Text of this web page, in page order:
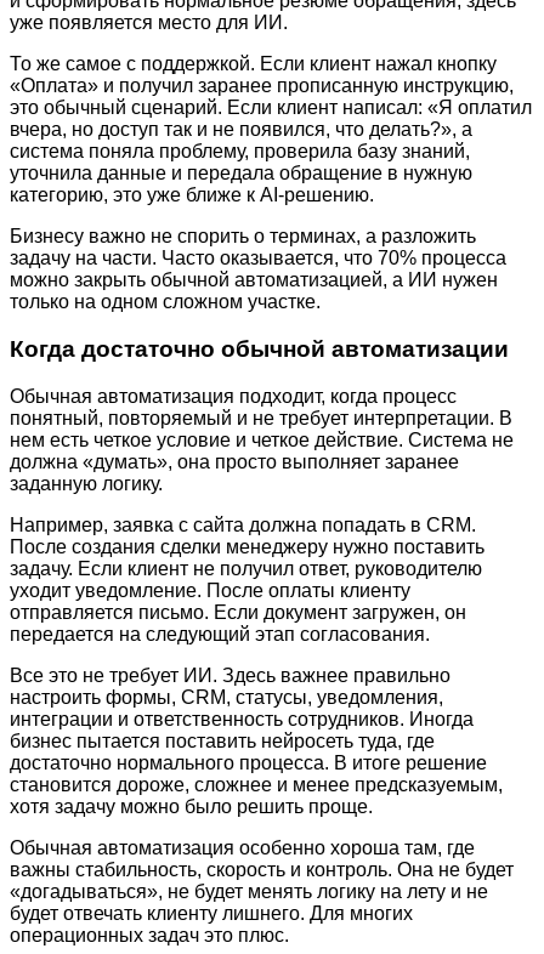
уже появляется место для ИИ.
То же самое с поддержкой. Если клиент нажал кнопку
«Оплата» и получил заранее прописанную инструкцию,
это обычный сценарий. Если клиент написал: «Я оплатил
вчера, но доступ так и не появился, что делать?», а
система поняла проблему, проверила базу знаний,
уточнила данные и передала обращение в нужную
категорию, это уже ближе к AI-решению.
Бизнесу важно не спорить о терминах, а разложить
задачу на части. Часто оказывается, что 70% процесса
можно закрыть обычной автоматизацией, а ИИ нужен
только на одном сложном участке.
Когда достаточно обычной автоматизации
Обычная автоматизация подходит, когда процесс
понятный, повторяемый и не требует интерпретации. В
нем есть четкое условие и четкое действие. Система не
должна «думать», она просто выполняет заранее
заданную логику.
Например, заявка с сайта должна попадать в CRM.
После создания сделки менеджеру нужно поставить
задачу. Если клиент не получил ответ, руководителю
уходит уведомление. После оплаты клиенту
отправляется письмо. Если документ загружен, он
передается на следующий этап согласования.
Все это не требует ИИ. Здесь важнее правильно
настроить формы, CRM, статусы, уведомления,
интеграции и ответственность сотрудников. Иногда
бизнес пытается поставить нейросеть туда, где
достаточно нормального процесса. В итоге решение
становится дороже, сложнее и менее предсказуемым,
хотя задачу можно было решить проще.
Обычная автоматизация особенно хороша там, где
важны стабильность, скорость и контроль. Она не будет
«догадываться», не будет менять логику на лету и не
будет отвечать клиенту лишнего. Для многих
операционных задач это плюс.